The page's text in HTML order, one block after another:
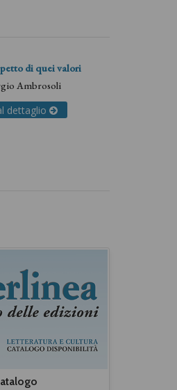
di quei valori
Ambrosoli
dettaglio